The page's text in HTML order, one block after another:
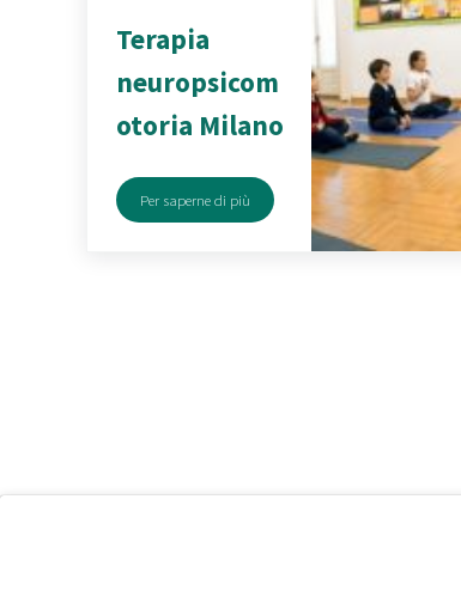
Terapia
neuropsicom
otoria Milano
Per saperne di piùTerapia neuropsicomotoria Milano